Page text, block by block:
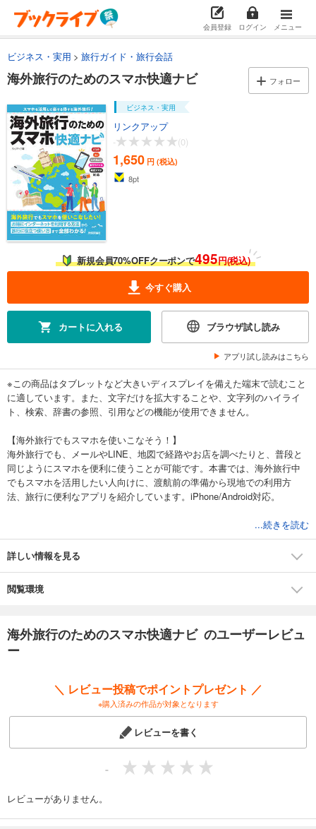
会員登録 ログイン メニュー
ビジネス・実用 旅行ガイド・旅行会話
海外旅行のためのスマホ快適ナビ フォロー
ビジネス・実用
リンクアップ
-
(0)
1,650 円 (税込)
8pt
新規会員70%OFFクーポンで495円(税込)
今すぐ購入
カートに入れる ブラウザ試し読み
アプリ試し読みはこちら
※この商品はタブレットなど大きいディスプレイを備えた端末で読むこと
に適しています。また、文字だけを拡大することや、文字列のハイライ
ト、検索、辞書の参照、引用などの機能が使用できません。
【海外旅行でもスマホを使いこなそう！】
海外旅行でも、メールやLINE、地図で経路やお店を調べたりと、普段と
同じようにスマホを便利に使うことが可能です。本書では、海外旅行中
でもスマホを活用したい人向けに、渡航前の準備から現地での利用方
法、旅行に便利なアプリを紹介しています。iPhone/Android対応。
■目次
●海外でもスマホを利用したい！［スマホ利用準備編］
タイプ別海外スマホ利用診断
携帯電話会社の海外サービスを理解しよう
ソフトバンクの海外サービスを利用しよう
楽天モバイルの海外サービスを利用しよう
海外用Wi-Fiルーターをレンタルしよう
基本は無料！ 現地の無料Wi-Fiを活用しよう
現地のプリペイドSIMを利用しよう
●旅行の準備や情報収集もスマホが大活躍［旅行準備・情報収集編］
スマホで安い航空券やツアー情報を調べよう
スマホでJALの航空券を購入しよう
スマホでANAの航空券を購入しよう
Visit Japan Webに登録しよう
...続きを読む
詳しい情報を見る
閲覧環境
海外旅行のためのスマホ快適ナビ のユーザーレビュ
ー
＼ レビュー投稿でポイントプレゼント ／
※購入済みの作品が対象となります
レビューを書く
-
レビューがありません。